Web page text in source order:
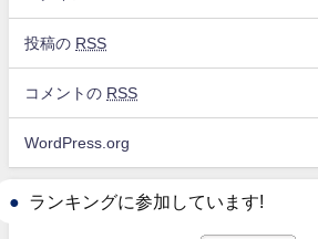
投稿の RSS
コメントの RSS
WordPress.org
ランキングに参加しています!